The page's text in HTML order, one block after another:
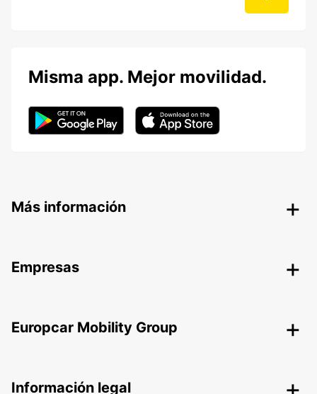
Misma app. Mejor movilidad.
Más información
Empresas
Europcar Mobility Group
Información legal